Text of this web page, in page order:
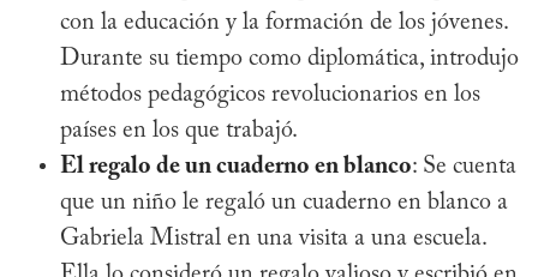
con la educación y la formación de los jóvenes.
Durante su tiempo como diplomática, introdujo
métodos pedagógicos revolucionarios en los
países en los que trabajó.
El regalo de un cuaderno en blanco: Se cuenta
que un niño le regaló un cuaderno en blanco a
Gabriela Mistral en una visita a una escuela.